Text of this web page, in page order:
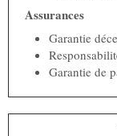
Assurances
Garantie
Garantie de